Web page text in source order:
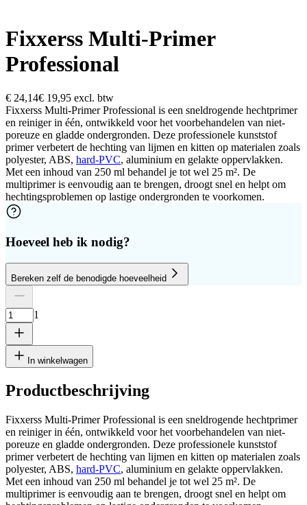
Fixxerss Multi-Primer
Professional
€ 24,14€ 19,95 excl. btw
Fixxerss Multi-Primer Professional is een sneldrogende hechtprimer
en reiniger in één, ontwikkeld voor het voorbehandelen van niet-
poreuze en gladde ondergronden. Deze professionele kunststof
primer verbetert de hechting van lijmen en kitten op materialen zoals
polyester, ABS, hard-PVC, aluminium en gelakte oppervlakken.
Met een inhoud van 250 ml behandel je tot wel 25 m². De
multiprimer is eenvoudig aan te brengen, droogt snel en helpt om
hechtingsproblemen op lastige ondergronden te voorkomen.
Hoeveel heb ik nodig?
Bereken zelf de benodigde hoeveelheid
Aantal platen
Hoogte
Breedte
Verwijder plaat
cm
cm
1
In winkelwagen
Productbeschrijving
Fixxerss Multi-Primer Professional is een sneldrogende hechtprimer
en reiniger in één, ontwikkeld voor het voorbehandelen van niet-
poreuze en gladde ondergronden. Deze professionele kunststof
primer verbetert de hechting van lijmen en kitten op materialen zoals
polyester, ABS, hard-PVC, aluminium en gelakte oppervlakken.
Met een inhoud van 250 ml behandel je tot wel 25 m². De
multiprimer is eenvoudig aan te brengen, droogt snel en helpt om